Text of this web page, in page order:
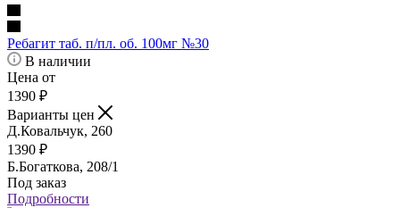
Ребагит таб. п/пл. об. 100мг №30
В наличии
Цена от
1390 ₽
Варианты цен
Д.Ковальчук, 260
1390 ₽
Б.Богаткова, 208/1
Под заказ
Подробности